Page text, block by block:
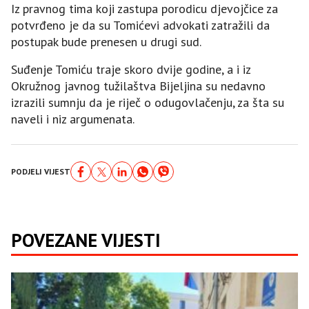
Iz pravnog tima koji zastupa porodicu djevojčice za
potvrđeno je da su Tomićevi advokati zatražili da
postupak bude prenesen u drugi sud.
Suđenje Tomiću traje skoro dvije godine, a i iz
Okružnog javnog tužilaštva Bijeljina su nedavno
izrazili sumnju da je riječ o odugovlačenju, za šta su
naveli i niz argumenata.
PODJELI VIJEST
POVEZANE VIJESTI